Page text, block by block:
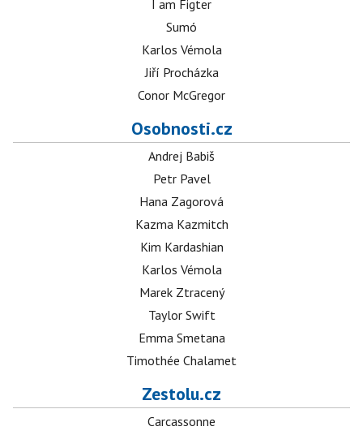
I am Figter
Sumó
Karlos Vémola
Jiří Procházka
Conor McGregor
Osobnosti.cz
Andrej Babiš
Petr Pavel
Hana Zagorová
Kazma Kazmitch
Kim Kardashian
Karlos Vémola
Marek Ztracený
Taylor Swift
Emma Smetana
Timothée Chalamet
Zestolu.cz
Carcassonne